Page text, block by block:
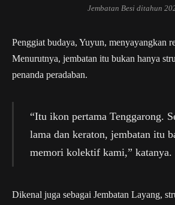
Jembatan Besi ditahun
Penggiat budaya, Yuyun, menyayangkan
Menurutnya, jembatan itu bukan hanya
penanda peradaban.
“Itu ikon pertama Tenggarong.
lama dan keraton, jembatan itu
memori kolektif kami,” katanya.
Dikenal juga sebagai Jembatan Layang,